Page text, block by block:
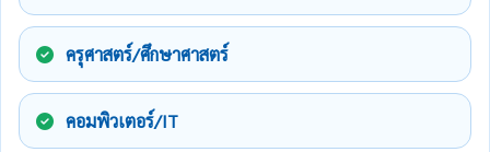
ครุศาสตร์/ศึกษาศาสตร์
คอมพิวเตอร์/IT